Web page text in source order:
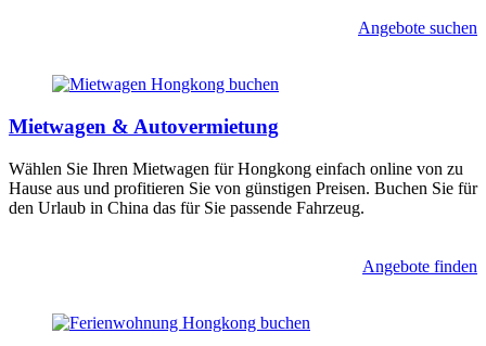
Angebote suchen
Mietwagen & Autovermietung
Wählen Sie Ihren Mietwagen für Hongkong einfach online von zu
Hause aus und profitieren Sie von günstigen Preisen. Buchen Sie für
den Urlaub in China das für Sie passende Fahrzeug.
Angebote finden